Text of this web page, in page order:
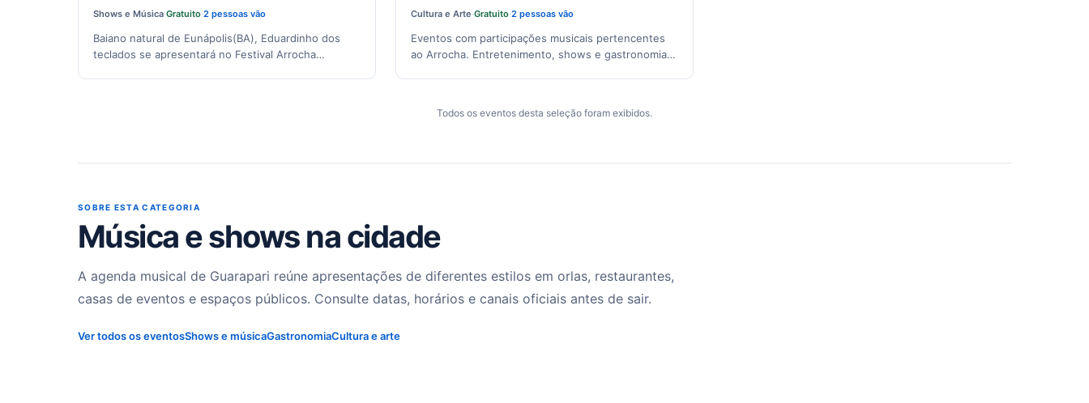
Shows e Música·Gratuito·2 pessoas vão
Baiano natural de Eunápolis(BA), Eduardinho dos
teclados se apresentará no Festival Arrocha
Cultura e Arte·Gratuito·2 pessoas vão
Eventos com participações musicais pertencentes
ao Arrocha. Entretenimento, shows e gastronomia.
Todos os eventos desta seleção foram exibidos.
SOBRE ESTA CATEGORIA
Música e shows na cidade
A agenda musical de Guarapari reúne apresentações de diferentes estilos em orlas, restaurantes,
casas de eventos e espaços públicos. Consulte datas, horários e canais oficiais antes de sair.
Ver todos os eventosShows e músicaGastronomiaCultura e arte